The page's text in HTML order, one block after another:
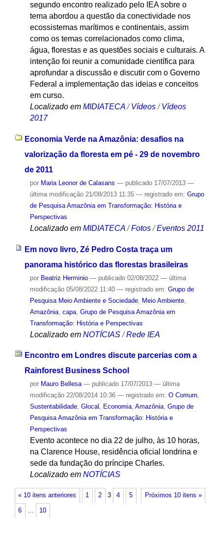
segundo encontro realizado pelo IEA sobre o
tema abordou a questão da conectividade nos
ecossistemas marítimos e continentais, assim
como os temas correlacionados como clima,
água, florestas e as questões sociais e culturais. A
intenção foi reunir a comunidade científica para
aprofundar a discussão e discutir com o Governo
Federal a implementação das ideias e conceitos
em curso.
Localizado em MIDIATECA /Vídeos /Vídeos
2017
Economia Verde na Amazônia: desafios na
valorização da floresta em pé - 29 de novembro
de 2011
por Maria Leonor de Calasans — publicado17/07/2013 —
última modificação21/08/2013 11:35 — registrado em: Grupo
de Pesquisa Amazônia em Transformação: História e
Perspectivas
Localizado em MIDIATECA /Fotos /Eventos 2011
Em novo livro, Zé Pedro Costa traça um
panorama histórico das florestas brasileiras
por Beatriz Herminio — publicado02/08/2022 — última
modificação05/08/2022 11:40 — registrado em: Grupo de
Pesquisa Meio Ambiente e Sociedade, Meio Ambiente,
Amazônia, capa, Grupo de Pesquisa Amazônia em
Transformação: História e Perspectivas
Localizado em NOTÍCIAS /Rede IEA
Encontro em Londres discute parcerias com a
Rainforest Business School
por Mauro Bellesa — publicado17/07/2013 — última
modificação22/08/2014 10:36 — registrado em: O Comum,
Sustentabilidade, Glocal , Economia, Amazônia, Grupo de
Pesquisa Amazônia em Transformação: História e
Perspectivas
Evento acontece no dia 22 de julho, às 10 horas,
na Clarence House, residência oficial londrina e
sede da fundação do príncipe Charles.
Localizado em NOTÍCIAS
« 10 itens anteriores Próximos 10 itens »
1 2 3 4 5
6 … 10